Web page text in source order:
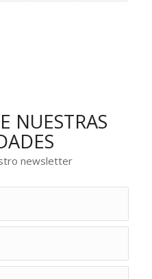
NUESTRAS
newsletter